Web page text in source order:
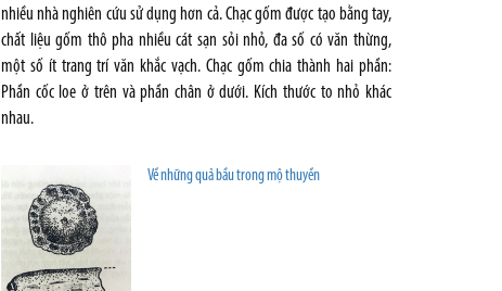
nhiều nhà nghiên cứu sử dụng hơn cả. Chạc gốm được tạo bằng tay,
chất liệu gốm thô pha nhiều cát sạn sỏi nhỏ, đa số có văn thừng,
một số ít trang trí văn khắc vạch. Chạc gốm chia thành hai phần:
Phần cốc loe ở trên và phần chân ở dưới. Kích thước to nhỏ khác
nhau.
Về những quả bầu trong mộ thuyền